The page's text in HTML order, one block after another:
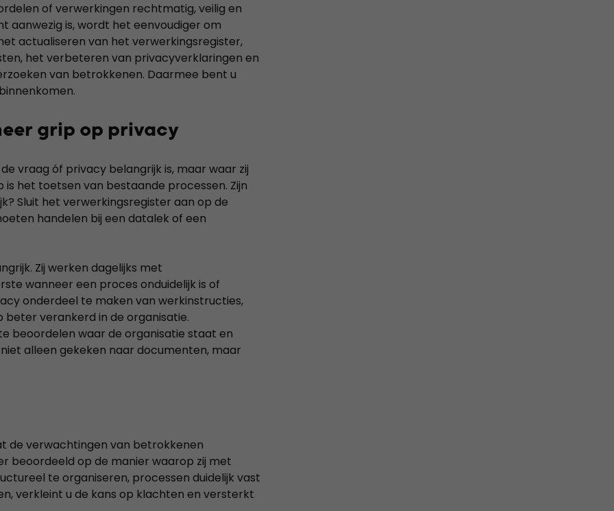
of verwerkingen rechtmatig, veilig en
aanwezig is, wordt het eenvoudiger om
actualiseren van het verwerkingsregister,
het verbeteren van privacyverklaringen en
van betrokkenen. Daarmee bent u
grip op privacy
vraag óf privacy belangrijk is, maar waar zij
het toetsen van bestaande processen. Zijn
Sluit het verwerkingsregister aan op de
handelen bij een datalek of een
Zij werken dagelijks met
wanneer een proces onduidelijk is of
onderdeel te maken van werkinstructies,
verankerd in de organisatie.
beoordelen waar de organisatie staat en
alleen gekeken naar documenten, maar
de verwachtingen van betrokkenen
beoordeeld op de manier waarop zij met
te organiseren, processen duidelijk vast
verkleint u de kans op klachten en versterkt